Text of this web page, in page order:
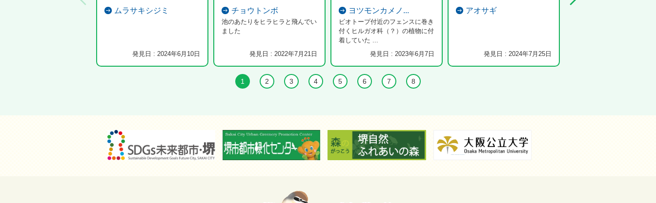
ムラサキシジミ
発見日 : 2024年6月10日
チョウトンボ
池のあたりをヒラヒラと飛んでい
ました
発見日 : 2022年7月21日
ヨツモンカメノ...
ビオトープ付近のフェンスに巻き
付くヒルガオ科（？）の植物に付
着していた ...
発見日 : 2023年6月7日
アオサギ
発見日 : 2024年7月25日
1 2 3 4 5 6 7 8